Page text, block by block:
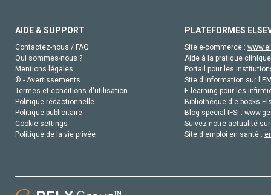
AIDE & SUPPORT
Contactez-nous / FAQ
Qui sommes-nous ?
Mentions légales
© - Avertissements
Termes et conditions d'utilisation
Politique rédactionnelle
Politique publicitaire
Cookie settings
Politique de la vie privée
PLATEFORMES
Site e-commerce :
Aide à la pratique
Portail pour les
Site d'information sur
E-learning pour les
Bibliothèque d'e-books
Blog special IFSI :
Suivez notre actualité
Site d'emploi en santé :